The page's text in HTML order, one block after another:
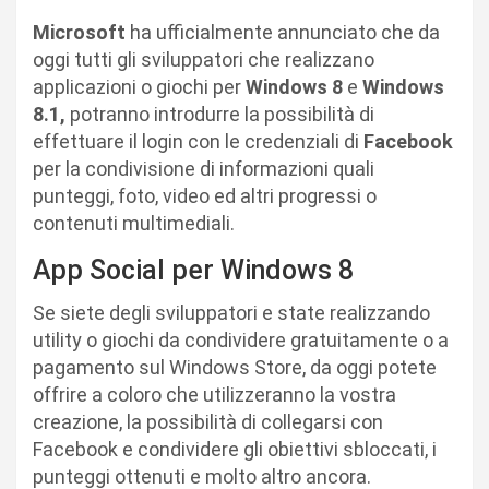
Microsoft ha ufficialmente annunciato che da
oggi tutti gli sviluppatori che realizzano
applicazioni o giochi perWindows 8 e Windows
8.1, potranno introdurre la possibilità di
effettuare il login con le credenziali di Facebook
per la condivisione di informazioni quali
punteggi, foto, video ed altri progressi o
contenuti multimediali.
App Social per Windows 8
Se siete degli sviluppatori e state realizzando
utility o giochi da condividere gratuitamente o a
pagamento sul Windows Store, da oggi potete
offrire a coloro che utilizzeranno la vostra
creazione, la possibilità di collegarsi con
Facebook e condividere gli obiettivi sbloccati, i
punteggi ottenuti e molto altro ancora.